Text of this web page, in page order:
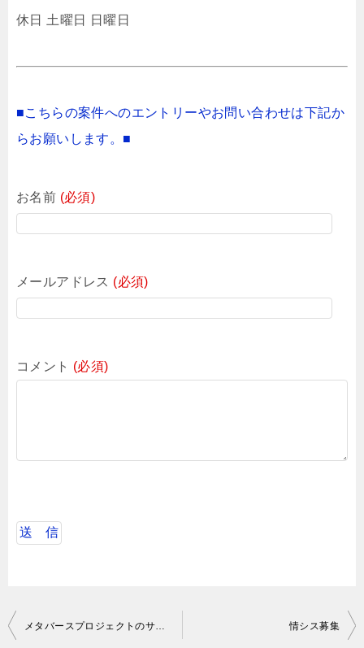
休日 土曜日 日曜日
■こちらの案件へのエントリーやお問い合わせは下記か
らお願いします。■
お名前 (必須)
メールアドレス (必須)
コメント (必須)
投
メタバースプロジェクトのサーバーサイドエンジニア 情シス募集